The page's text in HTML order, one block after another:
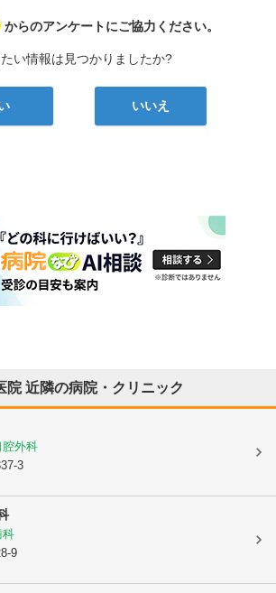
病院なび
からのアンケートにご協力ください。
い情報は見つかりましたか?
いいえ
院近隣の病院・クリニック
外科
3
科
9